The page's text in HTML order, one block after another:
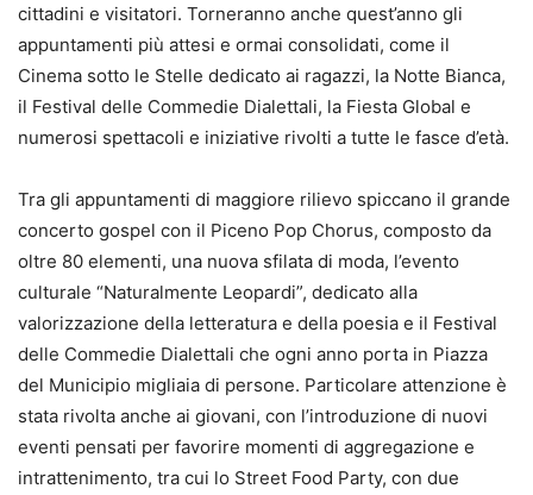
cittadini e visitatori. Torneranno anche quest’anno gli
appuntamenti più attesi e ormai consolidati, come il
Cinema sotto le Stelle dedicato ai ragazzi, la Notte Bianca,
il Festival delle Commedie Dialettali, la Fiesta Global e
numerosi spettacoli e iniziative rivolti a tutte le fasce d’età.
Tra gli appuntamenti di maggiore rilievo spiccano il grande
concerto gospel con il Piceno Pop Chorus, composto da
oltre 80 elementi, una nuova sfilata di moda, l’evento
culturale “Naturalmente Leopardi”, dedicato alla
valorizzazione della letteratura e della poesia e il Festival
delle Commedie Dialettali che ogni anno porta in Piazza
del Municipio migliaia di persone. Particolare attenzione è
stata rivolta anche ai giovani, con l’introduzione di nuovi
eventi pensati per favorire momenti di aggregazione e
intrattenimento, tra cui lo Street Food Party, con due